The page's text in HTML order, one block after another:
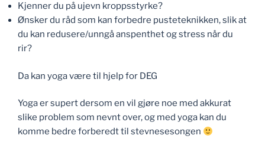
Kjenner du på ujevn kroppsstyrke?
Ønsker du råd som kan forbedre pusteteknikken, slik at
du kan redusere/unngå anspenthet og stress når du
rir?
Da kan yoga være til hjelp for DEG
Yoga er supert dersom en vil gjøre noe med akkurat
slike problem som nevnt over, og med yoga kan du
komme bedre forberedt til stevnesesongen